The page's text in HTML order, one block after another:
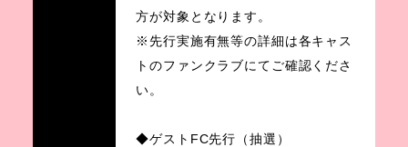
方が対象となります。
※先行実施有無等の詳細は各キャス
トのファンクラブにてご確認くださ
い。
◆ゲストFC先行（抽選）